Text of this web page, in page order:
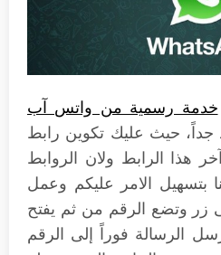
خدمة رسمية من واتس آب
حيث عليك تكوين رابط
هذا الرابط ولان الروابط
الامر عليكم وعمل
وتضع الرقم من ثم يفتح
الرسالة فوراً إلى الرقم